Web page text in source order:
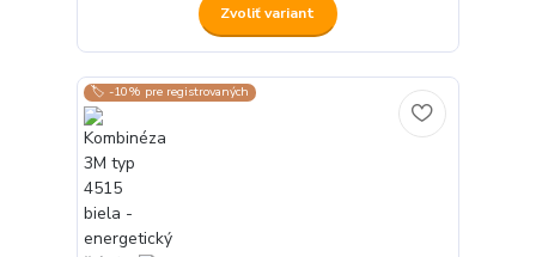
Zvoliť variant
🏷️ -10% pre registrovaných